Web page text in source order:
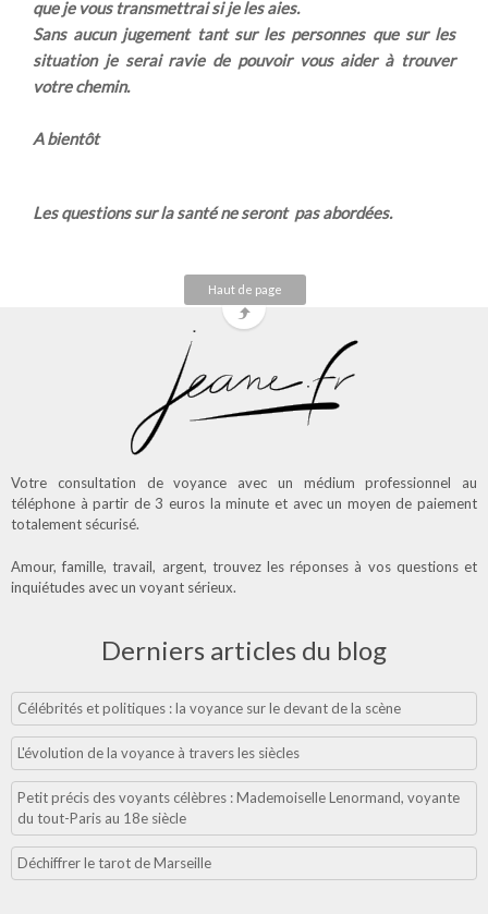
que je vous transmettrai si je les aies.
Sans aucun jugement tant sur les personnes que sur les
situation je serai ravie de pouvoir vous aider à trouver
votre chemin.
A bientôt
Les questions sur la santé ne seront pas abordées.
Haut de page
Votre consultation de voyance avec un médium professionnel au
téléphone à partir de 3 euros la minute et avec un moyen de paiement
totalement sécurisé.
Amour, famille, travail, argent, trouvez les réponses à vos questions et
inquiétudes avec un voyant sérieux.
Derniers articles du blog
Célébrités et politiques : la voyance sur le devant de la scène
L'évolution de la voyance à travers les siècles
Petit précis des voyants célèbres : Mademoiselle Lenormand, voyante
du tout-Paris au 18e siècle
Déchiffrer le tarot de Marseille